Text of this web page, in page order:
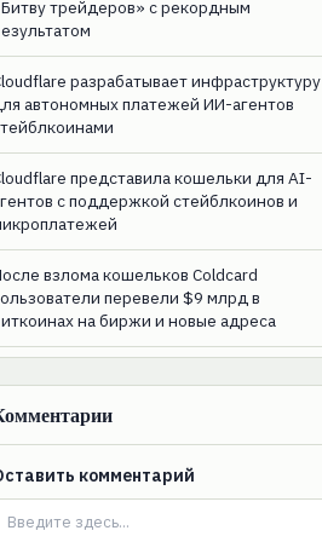
трейдеров» с рекордным
разрабатывает инфраструктуру
автономных платежей ИИ-агентов
представила кошельки для AI-
с поддержкой стейблкоинов и
взлома кошельков Coldcard
перевели $9 млрд в
на биржи и новые адреса
комментарий